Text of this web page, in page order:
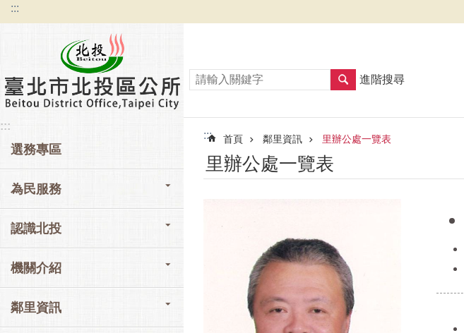
跳到主要內容區塊
:::
:::
選務專區
為民服務
認識北投
機關介紹
鄰里資訊
進階搜尋
::: 首頁 鄰里資訊 里辦公處一覽表
里辦公處一覽表